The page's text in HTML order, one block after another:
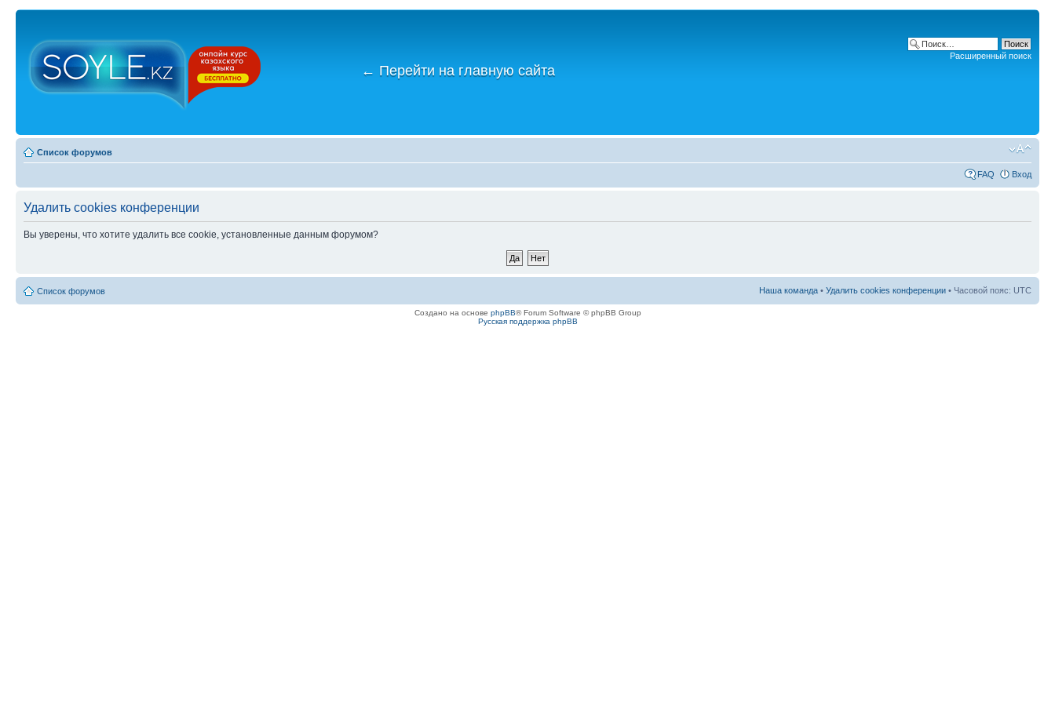
← Перейти на главную сайта
Расширенный поиск
Список форумов
FAQ Вход
Удалить cookies конференции
Вы уверены, что хотите удалить все cookie, установленные данным форумом?
Список форумов Наша команда • Удалить cookies конференции • Часовой пояс: UTC
Создано на основе phpBB® Forum Software © phpBB Group
Русская поддержка phpBB